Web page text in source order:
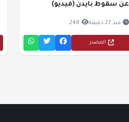
عن سقوط بايدن (فيديو)
منذ 27 دقيقة 248
المصدر